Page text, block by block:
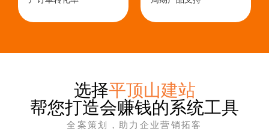
选择平顶山建站
帮您打造会赚钱的系统工具
全案策划，助力企业营销拓客